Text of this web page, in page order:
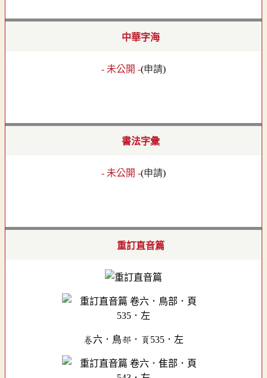
中華字海
- 未公開 -(申請)
書法字彙
- 未公開 -(申請)
重訂直音篇
卷六．鳥部．頁535．左